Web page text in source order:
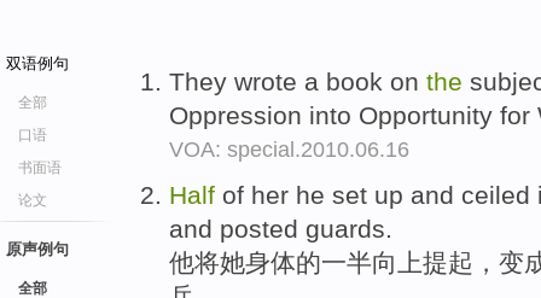
双语例句
全部
口语
书面语
论文
原声例句
全部
They wrote a book on the
Oppression into Opportunity
VOA: special.2010.06.16
Half of her he set up and
and posted guards.
他将她身体的一半向上提起，变